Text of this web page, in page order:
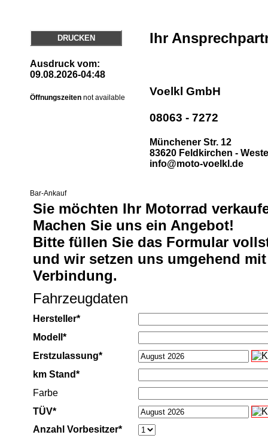
DRUCKEN
Ausdruck vom:
09.08.2026-04:48
Öffnungszeiten not available
Ihr
Voelkl GmbH
08063 - 7272
Münchener Str. 12
83620 Feldkirchen -
info@moto-voelkl.de
Bar-Ankauf
Sie möchten Ihr Motorrad
Machen Sie uns ein Angebot!
Bitte füllen Sie das Formular
und wir setzen uns umgehend
Verbindung.
Fahrzeugdaten
Hersteller*
Modell*
Erstzulassung*
km Stand*
Farbe
TÜV*
Anzahl Vorbesitzer*